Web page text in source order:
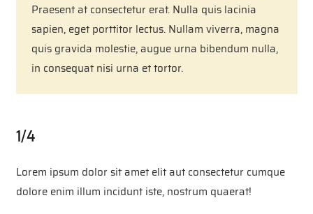
Praesent at consectetur erat. Nulla quis lacinia
sapien, eget porttitor lectus. Nullam viverra, magna
quis gravida molestie, augue urna bibendum nulla,
in consequat nisi urna et tortor.
1/4
Lorem ipsum dolor sit amet elit aut consectetur cumque
dolore enim illum incidunt iste, nostrum quaerat!